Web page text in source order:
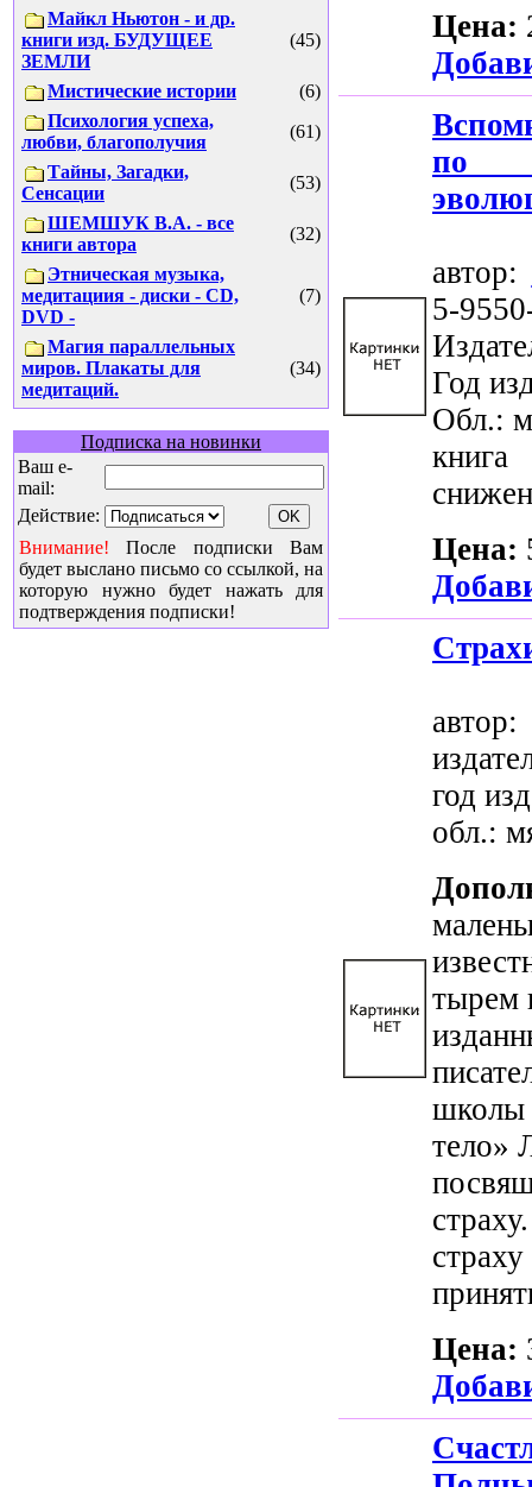
Майкл Ньютон - и др.
книги изд. БУДУЩЕЕ
ЗЕМЛИ
(45)
Мистические истории
(6)
Психология успеха,
любви, благополучия
(61)
Тайны, Загадки,
Сенсации
(53)
ШЕМШУК В.А. - все
книги автора
(32)
Этническая музыка,
медитациия - диски - CD,
DVD -
(7)
Магия параллельных
миров. Плакаты для
медитаций.
(34)
Подписка на новинки
Ваш e-
mail:
Действие:
Внимание! После подписки Вам
будет выслано письмо со ссылкой, на
которую нужно будет нажать для
подтверждения подписки!
Цена:
по
автор:
5-
Год
Обл.:
Цена:
год
обл.:
тырем
школы
тело»
страху
Цена: